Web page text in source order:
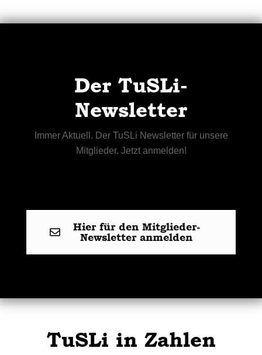
Der TuSLi-
Newsletter
Immer Aktuell. Der TuSLi Newsletter für unsere
Mitglieder. Jetzt anmelden!
Hier für den Mitglieder-
Newsletter anmelden
TuSLi in Zahlen